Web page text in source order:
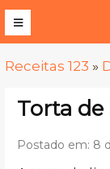
Receitas 123 »
Torta
Postado em: 8